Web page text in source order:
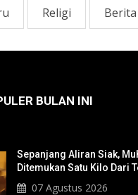
Religi
BULAN INI
Sepanjang Aliran Siak,
Ditemukan Satu Kilo Dari
Tenggelam
07 Agustus 2026